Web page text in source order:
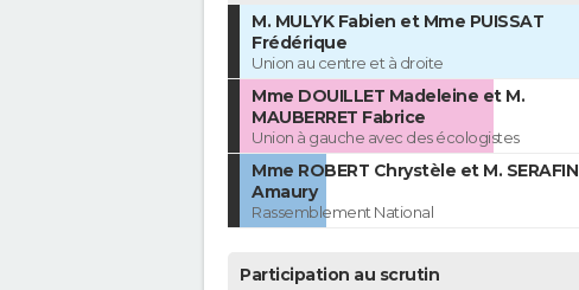
M. MULYK Fabien et Mme PUISSAT
Frédérique
Union au centre et à droite
Mme DOUILLET Madeleine et M.
MAUBERRET Fabrice
Union à gauche avec des écologistes
Mme ROBERT Chrystèle et M. SERAFIN
Amaury
Rassemblement National
Participation au scrutin